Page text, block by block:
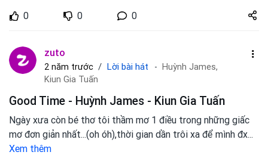
0
0 0
Share
zuto.vn
zuto
2 năm trước Lời bài hát
Huỳnh James,
Kiun Gia Tuấn
Good Time - Huỳnh James - Kiun Gia Tuấn
Ngày xưa còn bé thơ tôi thầm mơ 1 điều trong những giấc
mơ đơn giản nhất...(oh óh),thời gian dần trôi xa để mình đx...
Xem thêm